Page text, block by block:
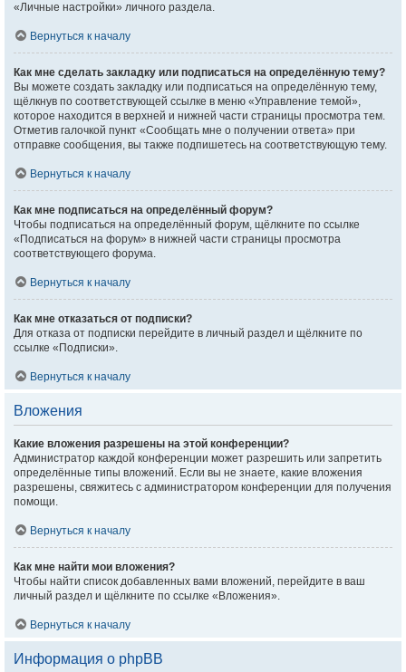
«Личные настройки» личного раздела.
Вернуться к началу
Как мне сделать закладку или подписаться на определённую тему?
Вы можете создать закладку или подписаться на определённую тему,
щёлкнув по соответствующей ссылке в меню «Управление темой»,
которое находится в верхней и нижней части страницы просмотра тем.
Отметив галочкой пункт «Сообщать мне о получении ответа» при
отправке сообщения, вы также подпишетесь на соответствующую тему.
Вернуться к началу
Как мне подписаться на определённый форум?
Чтобы подписаться на определённый форум, щёлкните по ссылке
«Подписаться на форум» в нижней части страницы просмотра
соответствующего форума.
Вернуться к началу
Как мне отказаться от подписки?
Для отказа от подписки перейдите в личный раздел и щёлкните по
ссылке «Подписки».
Вернуться к началу
Вложения
Какие вложения разрешены на этой конференции?
Администратор каждой конференции может разрешить или запретить
определённые типы вложений. Если вы не знаете, какие вложения
разрешены, свяжитесь с администратором конференции для получения
помощи.
Вернуться к началу
Как мне найти мои вложения?
Чтобы найти список добавленных вами вложений, перейдите в ваш
личный раздел и щёлкните по ссылке «Вложения».
Вернуться к началу
Информация о phpBB